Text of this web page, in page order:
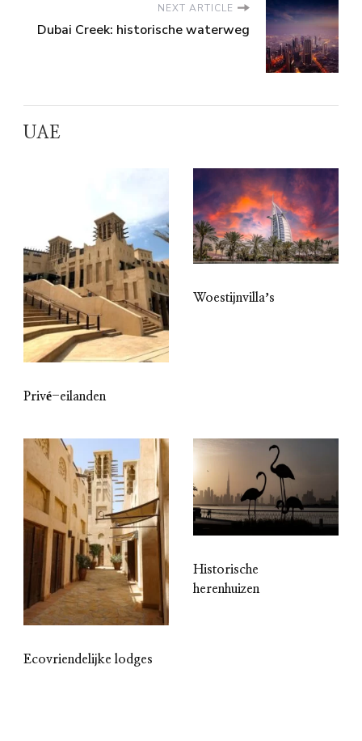
NEXT ARTICLE
Dubai Creek: historische waterweg
UAE
Privé-eilanden
Woestijnvillaʼs
Ecovriendelijke lodges
Historische
herenhuizen